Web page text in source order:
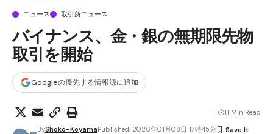
ニュース 取引所ニュース
バイナンス、金・銀の無期限先物
取引を開始
Googleの優先する情報源に追加
ByShoko-KoyamaPublished: 2026年01月08日 17時45分
11 Min Read